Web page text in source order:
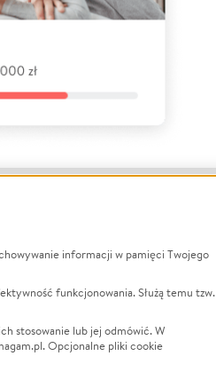
LGBTQ+
Powódź
Wichura
informacji w pamięci Twojego
funkcjonowania. Służą temu tzw.
stosowanie lub jej odmówić. W
Opcjonalne pliki cookie